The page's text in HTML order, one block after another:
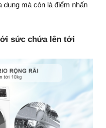
dụng mà còn là điểm nhấn
sức chứa lên tới